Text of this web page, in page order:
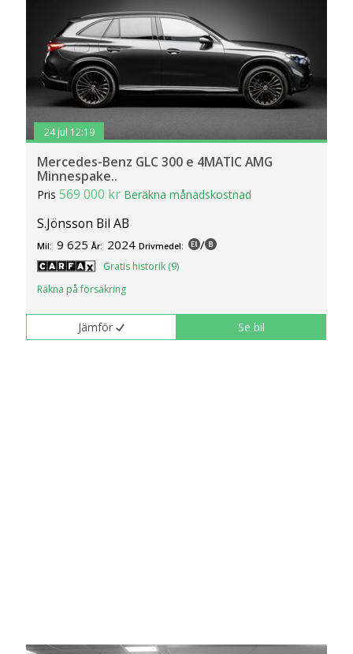
24 jul 12:19
Mercedes-Benz GLC 300 e 4MATIC AMG
Minnespake..
Pris569 000 kr Beräkna månadskostnad
S.Jönsson Bil AB
Mil: 9 625 År: 2024 Drivmedel: /
Gratis historik (9)
Räkna på försäkring
Jämför Se bil